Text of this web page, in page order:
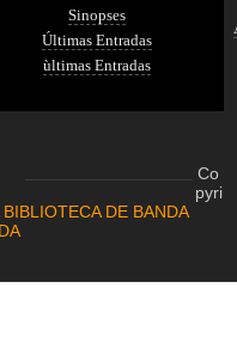
Sinopses
Últimas Entradas
ùltimas Entradas
Co
pyri
DE BANDA